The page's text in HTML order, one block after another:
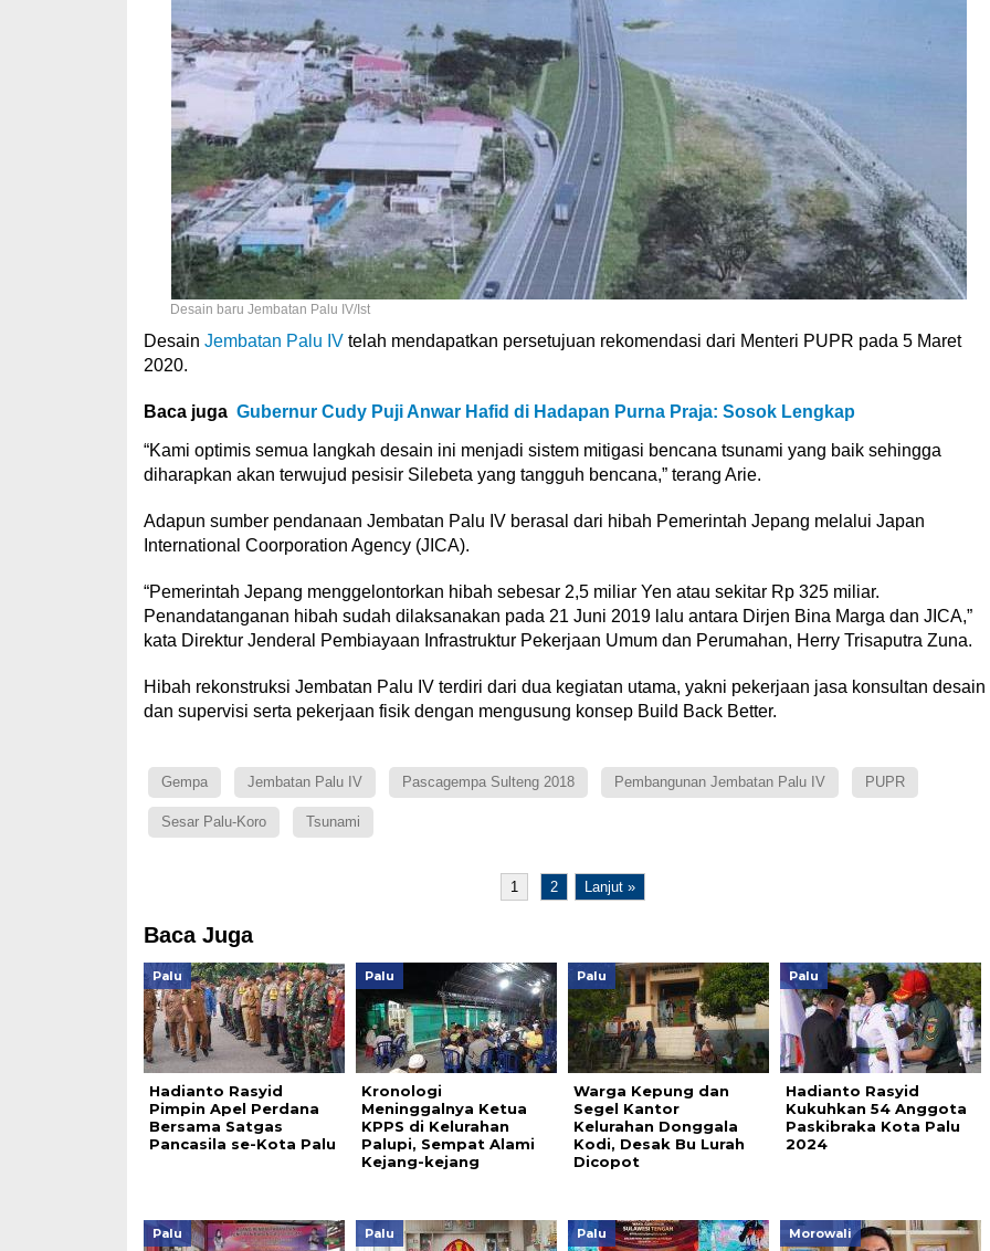
Desain baru Jembatan Palu IV/Ist
Desain Jembatan Palu IVtelah mendapatkan persetujuan rekomendasi dari Menteri PUPR pada 5 Maret
2020.
Baca juga Gubernur Cudy Puji Anwar Hafid di Hadapan Purna Praja: Sosok Lengkap
“Kami optimis semua langkah desain ini menjadi sistem mitigasi bencana tsunami yang baik sehingga
diharapkan akan terwujud pesisir Silebeta yang tangguh bencana,” terang Arie.
Adapun sumber pendanaan Jembatan Palu IV berasal dari hibah Pemerintah Jepang melalui Japan
International Coorporation Agency (JICA).
“Pemerintah Jepang menggelontorkan hibah sebesar 2,5 miliar Yen atau sekitar Rp 325 miliar.
Penandatanganan hibah sudah dilaksanakan pada 21 Juni 2019 lalu antara Dirjen Bina Marga dan JICA,”
kata Direktur Jenderal Pembiayaan Infrastruktur Pekerjaan Umum dan Perumahan, Herry Trisaputra Zuna.
Hibah rekonstruksi Jembatan Palu IV terdiri dari dua kegiatan utama, yakni pekerjaan jasa konsultan desain
dan supervisi serta pekerjaan fisik dengan mengusung konsep Build Back Better.
Gempa Jembatan Palu IV Pascagempa Sulteng 2018 Pembangunan Jembatan Palu IV PUPR
Sesar Palu-Koro Tsunami
1 2 Lanjut »
Baca Juga
Palu
Hadianto Rasyid
Pimpin Apel Perdana
Bersama Satgas
Pancasila se-Kota Palu
Palu
Kronologi
Meninggalnya Ketua
KPPS di Kelurahan
Palupi, Sempat Alami
Kejang-kejang
Palu
Warga Kepung dan
Segel Kantor
Kelurahan Donggala
Kodi, Desak Bu Lurah
Dicopot
Palu
Hadianto Rasyid
Kukuhkan 54 Anggota
Paskibraka Kota Palu
2024
Palu Palu Palu Morowali